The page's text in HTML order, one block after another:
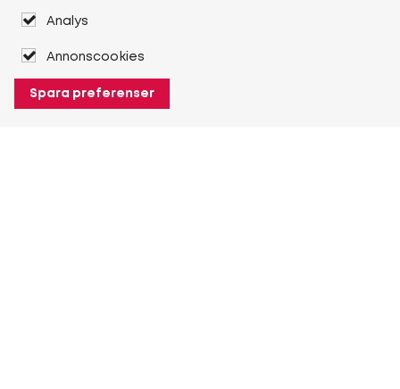
Analys
Annonscookies
Spara preferenser